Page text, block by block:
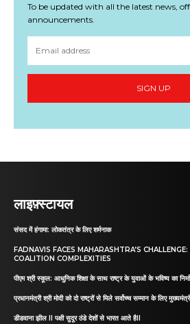
To be updated with all the latest news,
announcements.
SIGN UP
लाइफ़्स्टायल
संसद में हंगामा: लोकतंत्र के लिए शर्मनाक
FADNAVIS FACES MAHARASHTRA’S
COALITION COMPLEXITIES
पीएम श्री स्कूल: आधुनिक शिक्षा के साथ राष्ट्र के युवाओं के भविष्य का
प्रधानमंत्री श्री मोदी को दो राष्ट्रों से मिले सर्वोच्च सम्मान के लिए
डीडवाना झील II पक्षी सुदूर ठंडे देशों से भारत आते हैII